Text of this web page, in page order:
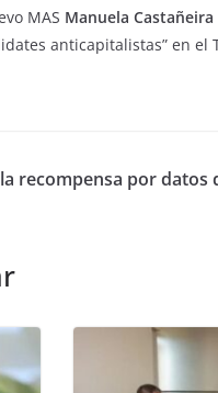
MAS Manuela Castañeira
anticapitalistas” en el
recompensa por datos